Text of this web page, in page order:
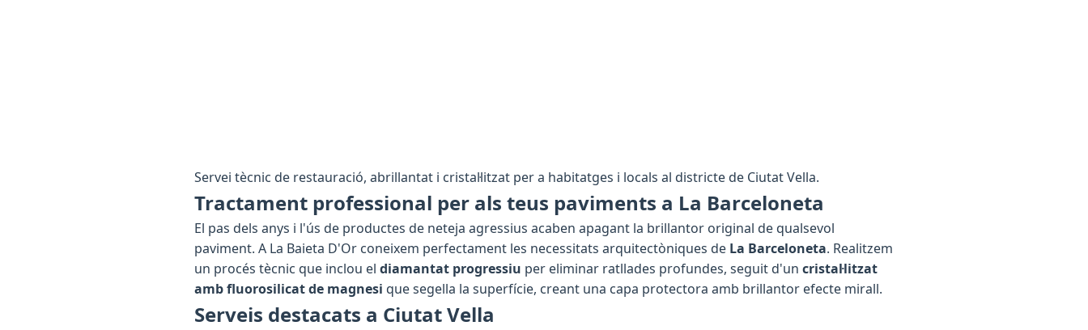
Servei tècnic de restauració, abrillantat i cristal·litzat per a habitatges i locals al districte de Ciutat Vella.
Tractament professional per als teus paviments a La Barceloneta
El pas dels anys i l'ús de productes de neteja agressius acaben apagant la brillantor original de qualsevol
paviment. A La Baieta D'Or coneixem perfectament les necessitats arquitectòniques de La Barceloneta. Realitzem
un procés tècnic que inclou el diamantat progressiu per eliminar ratllades profundes, seguit d'un cristal·litzat
amb fluorosilicat de magnesi que segella la superfície, creant una capa protectora amb brillantor efecte mirall.
Serveis destacats a Ciutat Vella